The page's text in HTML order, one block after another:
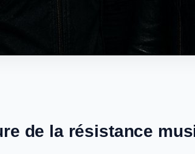
de la résistance